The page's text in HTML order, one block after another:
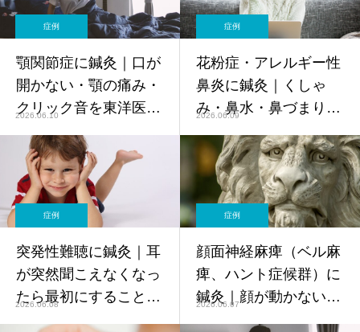
症例
顎関節症に鍼灸｜口が
開かない・顎の痛み・
クリック音を東洋医学
2026.06.10
症例
花粉症・アレルギー性
鼻炎に鍼灸｜くしゃ
み・鼻水・鼻づまりを
洋医学アプローチ【鍼
灸師監修】
2026.06.09
症例
突発性難聴に鍼灸｜耳
が突然聞こえなくなっ
たら最初にすること・
2026.06.08
症例
顔面神経麻痺（ベル麻
痺、ハント症候群）に
鍼灸｜顔が動かない・
2026.06.07